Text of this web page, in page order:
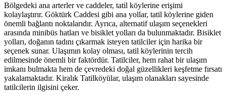
Bölgedeki ana arterler ve caddeler, tatil köylerine erişimi
kolaylaştırır. Göktürk Caddesi gibi ana yollar, tatil köylerine giden
önemli bağlantı noktalarıdır. Ayrıca, alternatif ulaşım seçenekleri
arasında minibüs hatları ve bisiklet yolları da bulunmaktadır. Bisiklet
yolları, doğanın tadını çıkarmak isteyen tatilciler için harika bir
seçenek sunar. Ulaşımın kolay olması, tatil köylerinin tercih
edilmesinde önemli bir faktördür. Tatilciler, hem rahat bir ulaşım
imkanı bulmakta hem de çevredeki doğal güzellikleri keşfetme fırsatı
yakalamaktadır. Kiralık Tatilköyülar, ulaşım olanakları sayesinde
tatilcilerin ilgisini çeker.